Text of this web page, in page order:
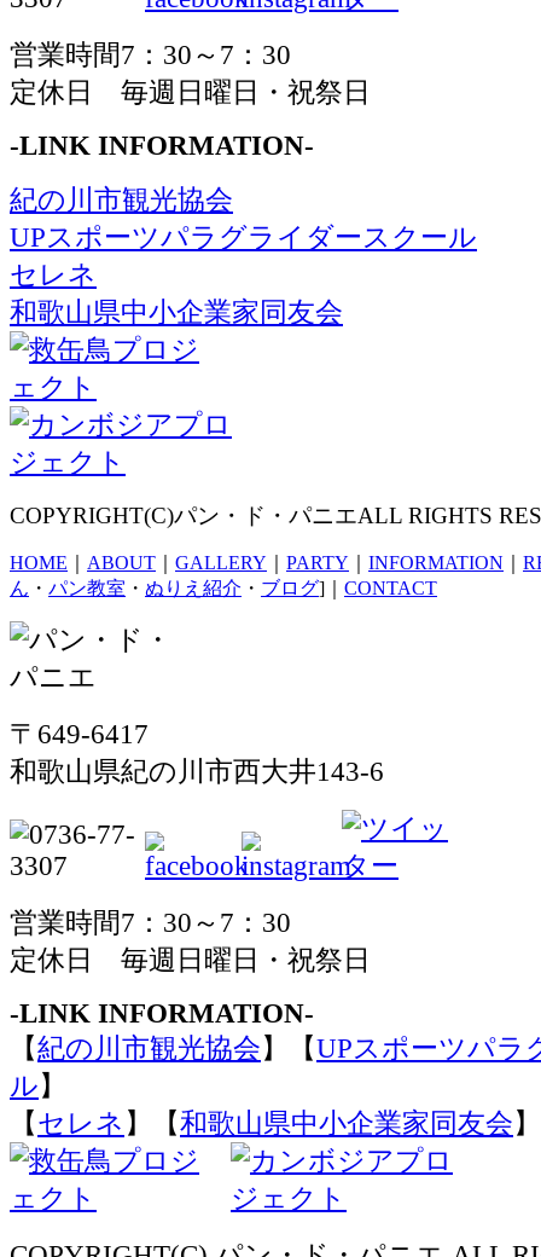
営業時間7：30～7：30
定休日 毎週日曜日・祝祭日
-LINK INFORMATION-
紀の川市観光協会
UPスポーツパラグライダースクール
セレネ
和歌山県中小企業家同友会
COPYRIGHT(C)パン・ド・パニエALL RIGHTS
HOME ABOUT GALLERY PARTY INFORMATION
ん ・ パン教室 ・ ぬりえ紹介 ・ ブログ]｜ CONTACT
〒649-6417
和歌山県紀の川市西大井143-6
営業時間7：30～7：30
定休日 毎週日曜日・祝祭日
-LINK INFORMATION-
【紀の川市観光協会 】【UPスポーツパラ
ル 】
【 セレネ 】【和歌山県中小企業家同友会 】